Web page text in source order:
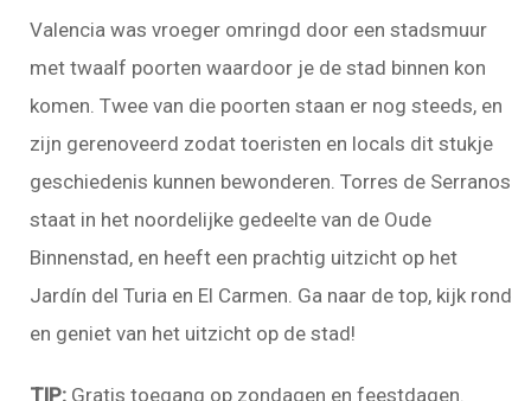
Valencia was vroeger omringd door een stadsmuur
met twaalf poorten waardoor je de stad binnen kon
komen. Twee van die poorten staan er nog steeds, en
zijn gerenoveerd zodat toeristen en locals dit stukje
geschiedenis kunnen bewonderen. Torres de Serranos
staat in het noordelijke gedeelte van de Oude
Binnenstad, en heeft een prachtig uitzicht op het
Jardín del Turia en El Carmen. Ga naar de top, kijk rond
en geniet van het uitzicht op de stad!
TIP: Gratis toegang op zondagen en feestdagen.